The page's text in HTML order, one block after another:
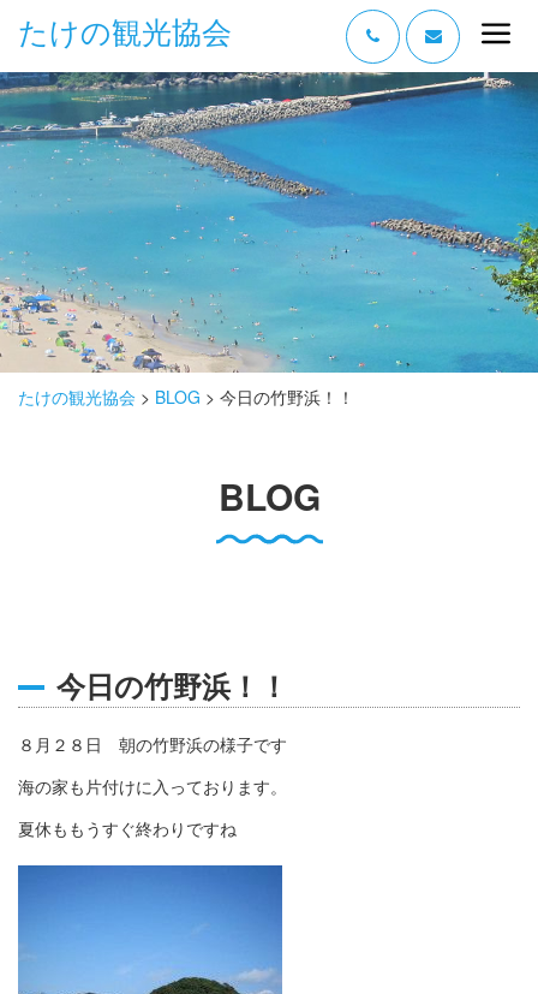
たけの観光協会
“たけの” の魅力
過ごし方
みどころ
泊まる
おみやげ
お電話受付時間 9:00〜17:00
たけの観光協会 > BLOG > 今日の竹野浜！！
BLOG
今日の竹野浜！！
８月２８日 朝の竹野浜の様子です
海の家も片付けに入っております。
夏休ももうすぐ終わりですね